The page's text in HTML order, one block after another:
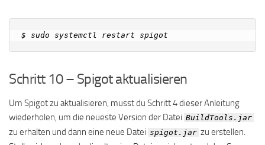
Schritt 10 – Spigot aktualisieren
Um Spigot zu aktualisieren, musst du Schritt 4 dieser Anleitung
wiederholen, um die neueste Version der Datei BuildTools.jar
zu erhalten und dann eine neue Datei spigot.jar zu erstellen.